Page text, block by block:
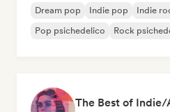
Dream pop Indie pop Indie
Pop psichedelico
Rock
The Best of